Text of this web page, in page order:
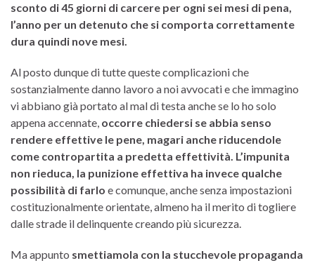
sconto di 45 giorni di carcere per ogni sei mesi di pena,
l’anno per un detenuto che si comporta correttamente
dura quindi nove mesi.
Al posto dunque di tutte queste complicazioni che
sostanzialmente danno lavoro a noi avvocati e che immagino
vi abbiano già portato al mal di testa anche se lo ho solo
appena accennate, occorre chiedersi se abbia senso
rendere effettive le pene, magari anche riducendole
come contropartita a predetta effettività. L’impunita
non rieduca, la punizione effettiva ha invece qualche
possibilità di farlo e comunque, anche senza impostazioni
costituzionalmente orientate, almeno ha il merito di togliere
dalle strade il delinquente creando più sicurezza.
Ma appunto smettiamola con la stucchevole propaganda